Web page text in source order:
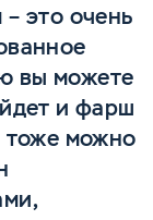
это очень
вы можете
и фарш
тоже можно